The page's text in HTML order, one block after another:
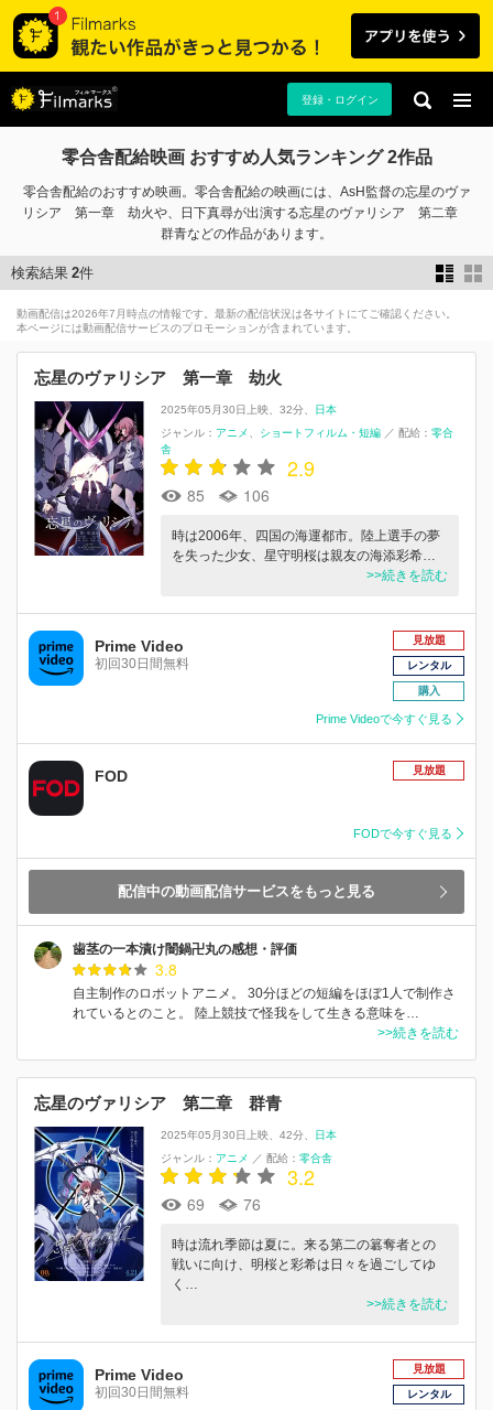
登録・ログイン
零合舎配給映画 おすすめ人気ランキング 2作品
零合舎配給のおすすめ映画。零合舎配給の映画には、AsH監督の忘星のヴァ
リシア 第一章 劫火や、日下真尋が出演する忘星のヴァリシア 第二章
群青などの作品があります。
検索結果 2件
動画配信は2026年7月時点の情報です。最新の配信状況は各サイトにてご確認ください。
本ページには動画配信サービスのプロモーションが含まれています。
忘星のヴァリシア 第一章 劫火
2025年05月30日上映 32分
日本
ジャンル： アニメ ショートフィルム・短編 ／ 配給： 零合
舎
2.9
85 106
時は2006年、四国の海運都市。陸上選手の夢
を失った少女、星守明桜は親友の海添彩希…
>>続きを読む
Prime Video
初回30日間無料
見放題
レンタル
購入
Prime Videoで今すぐ見る
FOD 見放題
FODで今すぐ見る
配信中の動画配信サービスをもっと見る
歯茎の一本漬け闇鍋卍丸の感想・評価
3.8
自主制作のロボットアニメ。 30分ほどの短編をほぼ1人で制作さ
れているとのこと。 陸上競技で怪我をして生きる意味を…
>>続きを読む
忘星のヴァリシア 第二章 群青
2025年05月30日上映 42分
日本
ジャンル： アニメ ／ 配給： 零合舎
3.2
69 76
時は流れ季節は夏に。来る第二の簒奪者との
戦いに向け、明桜と彩希は日々を過ごしてゆ
く…
>>続きを読む
Prime Video
初回30日間無料
見放題
レンタル